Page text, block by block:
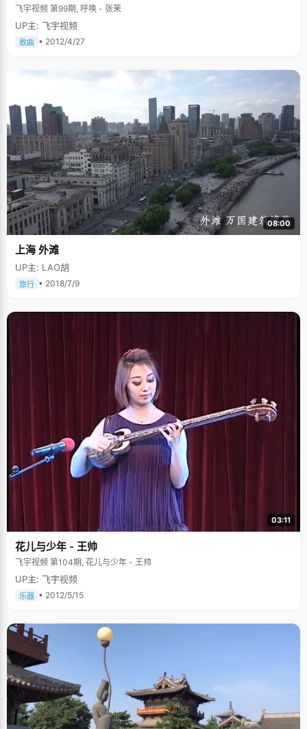
飞宇视频 第99期, 呼唤 - 张茉
UP主: 飞宇视频
歌曲 • 2012/4/27
08:00
上海 外滩
UP主: LAO胡
旅行 • 2018/7/9
03:11
花儿与少年 - 王帅
飞宇视频 第104期, 花儿与少年 - 王帅
UP主: 飞宇视频
乐器 • 2012/5/15